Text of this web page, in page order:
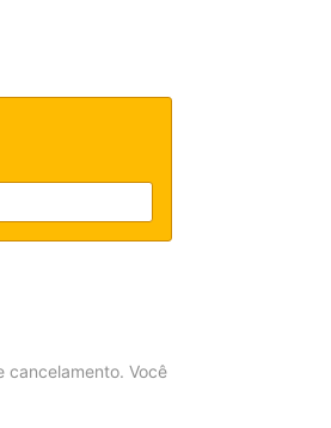
cancelamento. Você